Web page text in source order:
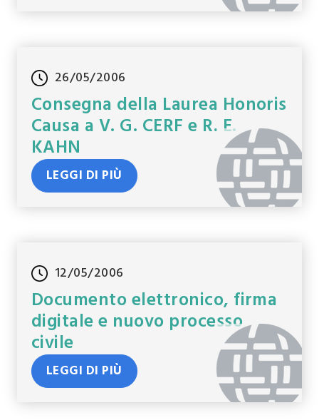
26/05/2006
Consegna della Laurea Honoris
Causa a V. G. CERF e R. E.
KAHN
LEGGI DI PIÙ
12/05/2006
Documento elettronico, firma
digitale e nuovo processo
civile
LEGGI DI PIÙ